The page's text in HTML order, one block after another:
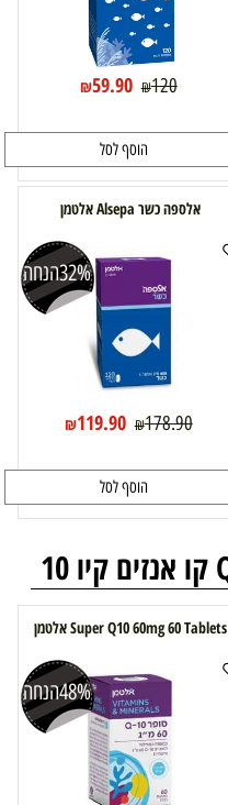
₪120
₪59.90
הוסף לסל
אלספה כשר Alsepa אלטמן
32%הנחה
₪178.90
₪119.90
הוסף לסל
Super Q10 60mg 60 Tablets אלטמן
48%הנחה